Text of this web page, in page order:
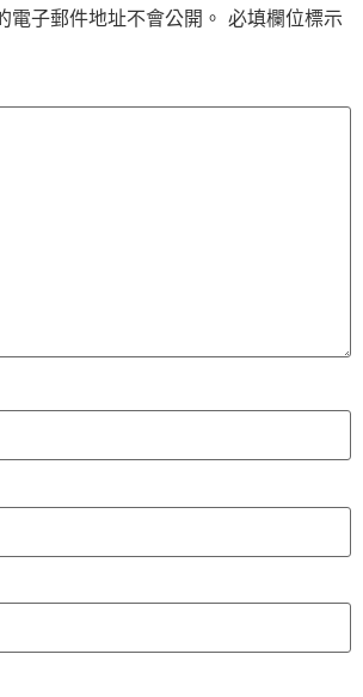
電子郵件地址不會公開。 必填欄位標示